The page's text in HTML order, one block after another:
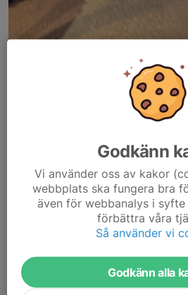
Matchrapport från gårdagens
Vi började matchen som ett gäng
en måndag – lite stela, lite förvirrade
RHL - Första
0 kommentarer
Godkänn
Vi använder oss av kakor
webbplats ska fungera bra
även för webbanalys i
förbättra våra
Så använder vi
Godkänn alla